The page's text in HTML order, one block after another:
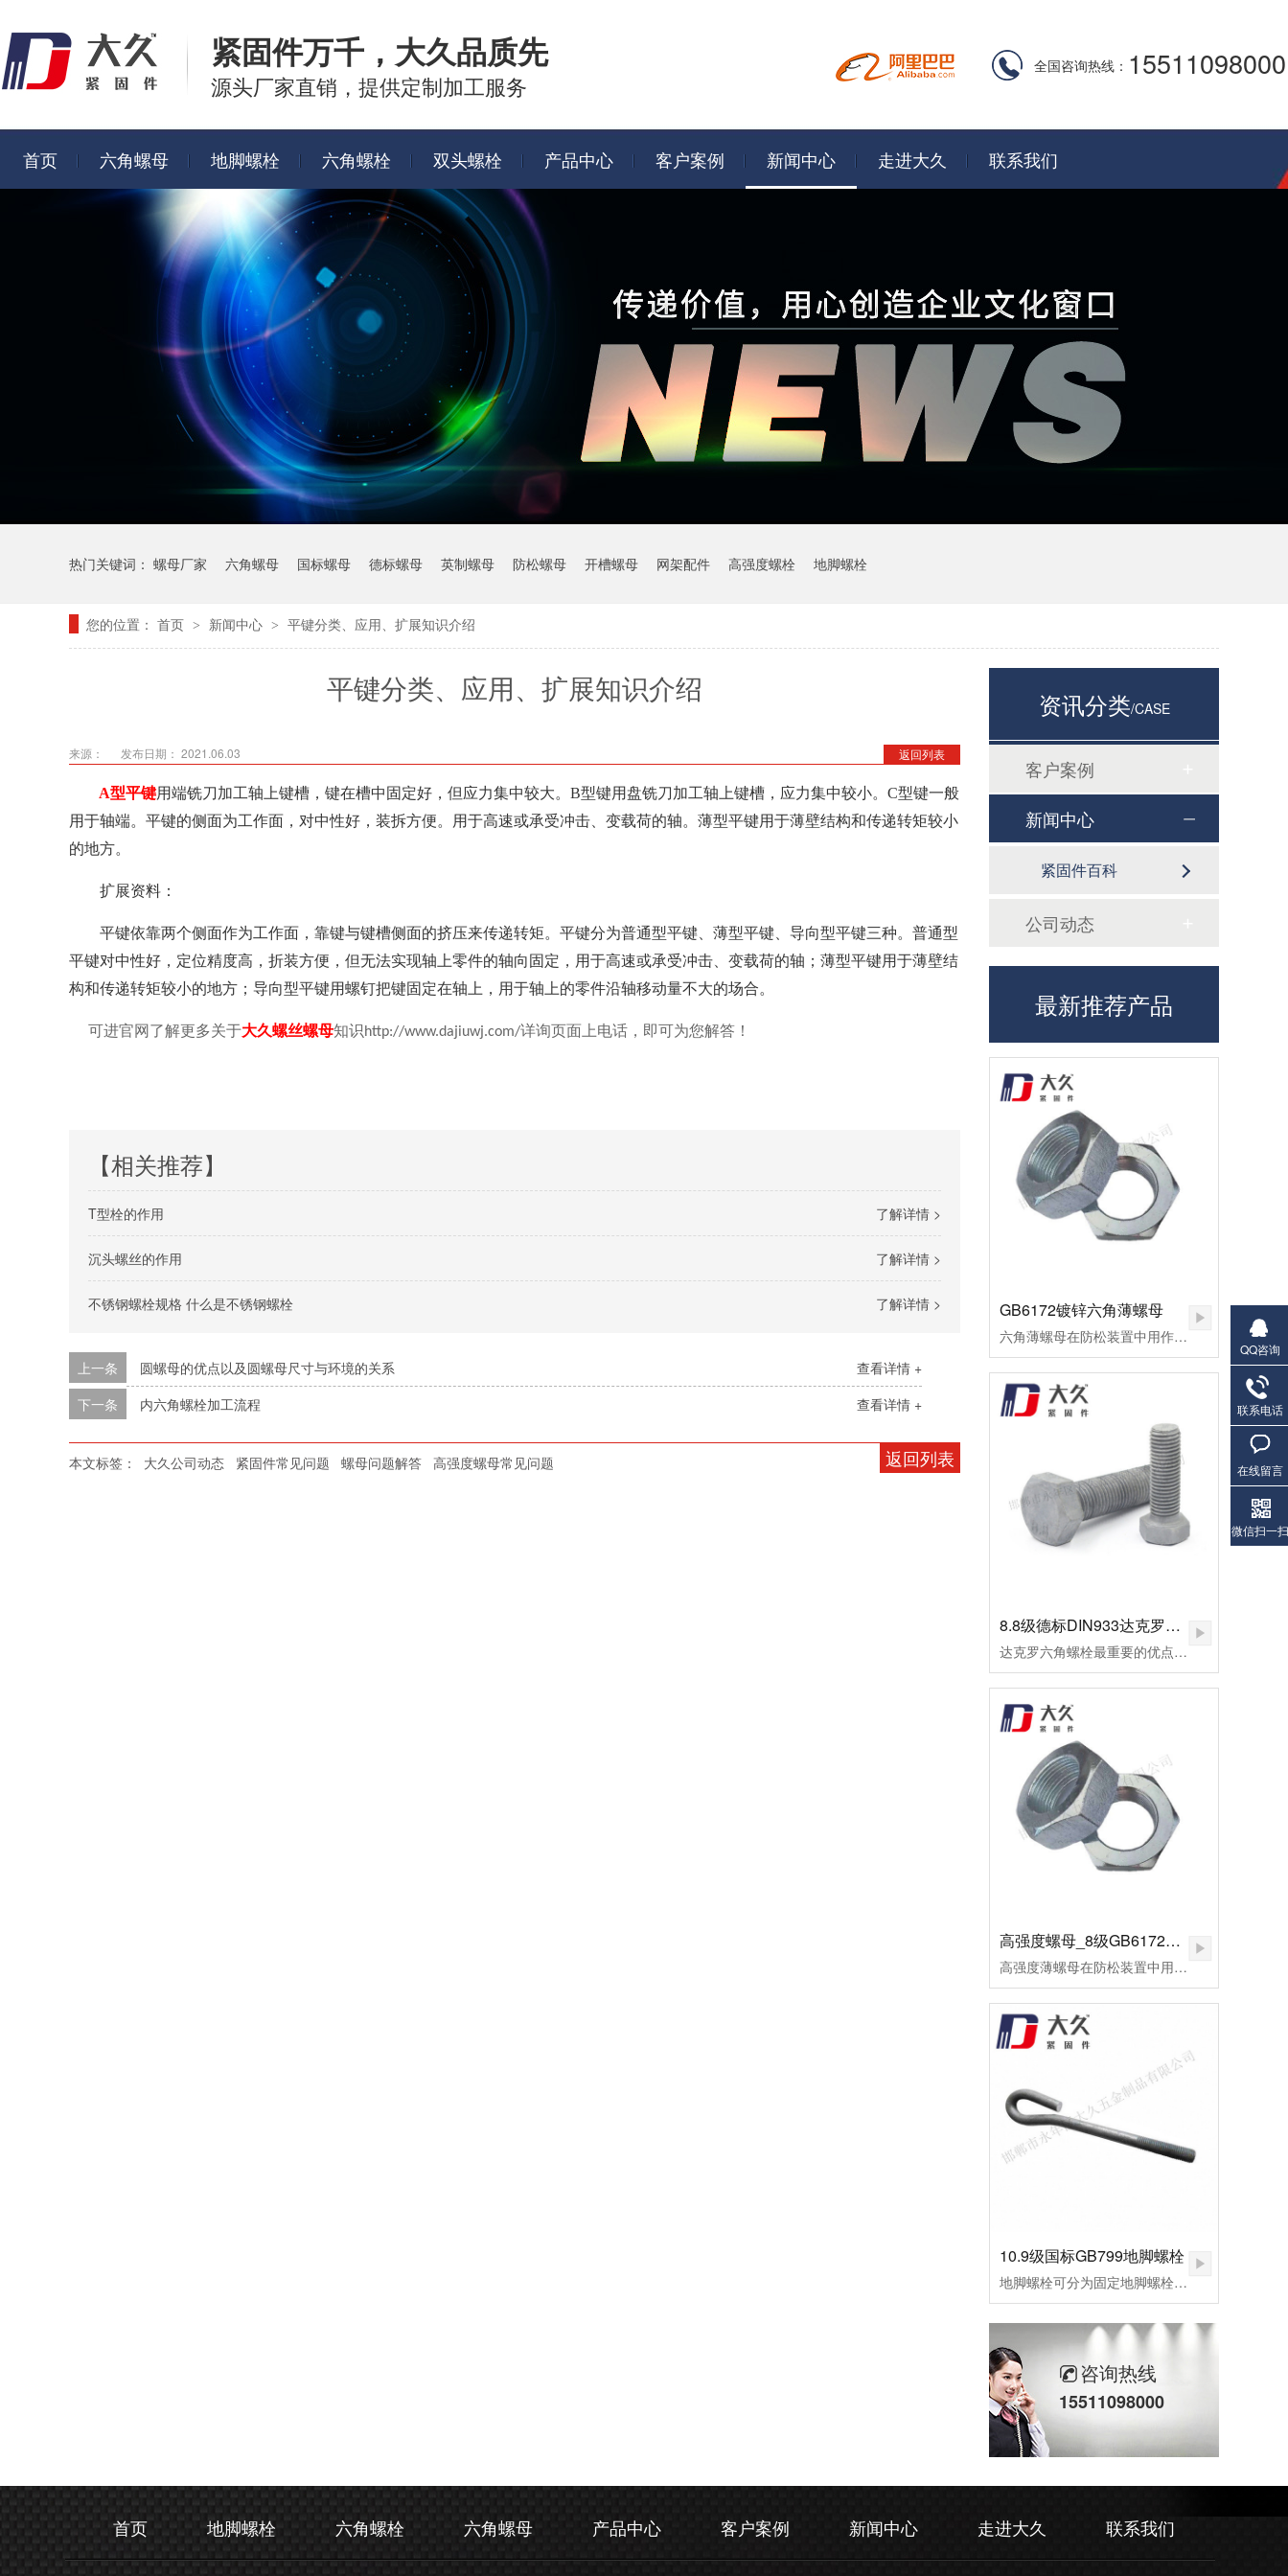
紧固件万千， 大久品质先
源头厂家直销，提供定制加工服务
全国咨询热线： 15511098000
首页 六角螺母 地脚螺栓 六角螺栓 双头螺栓 产品中心 客户案例 新闻中心 走进大久 联系我们
热门关键词： 螺母厂家 六角螺母 国标螺母 德标螺母 英制螺母 防松螺母 开槽螺母 网架配件 高强度螺栓 地脚螺栓
您的位置： 首页 > 新闻中心 > 平键分类、应用、扩展知识介绍
平键分类、应用、扩展知识介绍
返回列表
来源： 发布日期： 2021.06.03
A型平键用端铣刀加工轴上键槽，键在槽中固定好，但应力集中较大。B型键用盘铣刀加工轴上键槽，应力集中较小。C型键一般
用于轴端。平键的侧面为工作面，对中性好，装拆方便。用于高速或承受冲击、变载荷的轴。薄型平键用于薄壁结构和传递转矩较小
的地方。
扩展资料：
平键依靠两个侧面作为工作面，靠键与键槽侧面的挤压来传递转矩。平键分为普通型平键、薄型平键、导向型平键三种。普通型
平键对中性好，定位精度高，折装方便，但无法实现轴上零件的轴向固定，用于高速或承受冲击、变载荷的轴；薄型平键用于薄壁结
构和传递转矩较小的地方；导向型平键用螺钉把键固定在轴上，用于轴上的零件沿轴移动量不大的场合。
可进官网了解更多关于大久螺丝螺母知识 http://www.dajiuwj.com/详询页面上电话，即可为您解答！
【相关推荐】
了解详情 >
T型栓的作用
了解详情 >
沉头螺丝的作用
了解详情 >
不锈钢螺栓规格 什么是不锈钢螺栓
查看详情 +
上一条
圆螺母的优点以及圆螺母尺寸与环境的关系
查看详情 +
下一条 内六角螺栓加工流程
返回列表
本文标签： 大久公司动态 紧固件常见问题 螺母问题解答 高强度螺母常见问题
资讯分类/CASE
客户案例
新闻中心
紧固件百科
公司动态
最新推荐产品
GB6172镀锌六角薄螺母
六角薄螺母在防松装置中用作副螺母，起锁紧作用，或用于螺纹连接副主要承受剪切力的地方。
8.8级德标DIN933达克罗六角螺栓
达克罗六角螺栓最重要的优点是不氢脆，因此达克罗非常适合加工一些高档螺栓，如8.8级外六角螺栓。达克罗六角螺栓耐高温腐蚀，耐热温度可达300℃以上。但一般的热镀锌加工工艺，当温度做到100摄氏时，早已废料。达克罗涂层与六角螺栓和螺母的结合力好，处理后的外六角螺栓易于喷涂和着色，有机涂层的结合力超过磷化膜。达克罗六角螺栓在生产加工和涂布的全过程中，不会产生对环境有污染的废水废气，不使用三废管理降低了处理成本。
高强度螺母_8级GB6172镀锌薄螺母
高强度薄螺母在防松装置中用作副螺母，起锁紧作用，或用于螺纹连接副主要承受剪切力的地方。用高强度钢制造的，或者需要施以较大预紧力的螺母，皆可称为高强度螺母。高强度螺母多用于桥梁、钢轨、高压及超高压设备的连接。这种螺母的断裂多为脆性断裂。应用于超高压设备上的高强度螺母，为了保证容器的密封，需要施以较大的预应力。当今大飞机、大型发电设备、汽车、高速火车、大型船舶、大型成套设备等为代表的先进制造已将进入重要的发展方向。由此，紧固件将进入重要的发展阶段。高强度薄螺母用于重要机械的连接，反复的拆装或各式的安装扭矩法对高强度薄螺母要求极高。因此，对其表面状况及螺纹精度的好坏，将直接影响主机的使用寿命及安全。为了改善摩擦系数，避免在使用过程中出现锈蚀、咬死或卡住，技术要求规定其表面应进行镍磷镀处理。镀层厚度保证在0.02～0.03mm范围内，镀层均匀，致密、无针孔等。
10.9级国标GB799地脚螺栓
地脚螺栓可分为固定地脚螺栓、活动地脚螺栓，胀锚地脚螺栓，和粘接地脚螺栓，其中根据外形不同，L型预埋螺栓，9字预埋螺栓，焊接预埋螺栓，地板预埋螺栓。应用行业：适用于各种设备固定、钢结构基础预埋件、路灯、交通指示牌、泵、锅炉安装、重型设备预埋固定等。
咨询热线
15511098000
首页 地脚螺栓 六角螺栓 六角螺母 产品中心 客户案例 新闻中心 走进大久 联系我们
QQ咨询
联系电话
在线留言
微信扫一扫